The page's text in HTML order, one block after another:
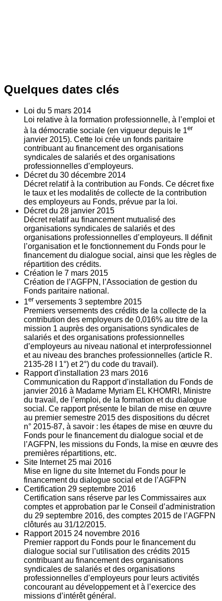
Quelques dates clés
Loi du 5 mars 2014
Loi relative à la formation professionnelle, à l’emploi et
à la démocratie sociale (en vigueur depuis le 1er
janvier 2015). Cette loi crée un fonds paritaire
contribuant au financement des organisations
syndicales de salariés et des organisations
professionnelles d’employeurs.
Décret du 30 décembre 2014
Décret relatif à la contribution au Fonds. Ce décret fixe
le taux et les modalités de collecte de la contribution
des employeurs au Fonds, prévue par la loi.
Décret du 28 janvier 2015
Décret relatif au financement mutualisé des
organisations syndicales de salariés et des
organisations professionnelles d’employeurs. Il définit
l’organisation et le fonctionnement du Fonds pour le
financement du dialogue social, ainsi que les règles de
répartition des crédits.
Création le 7 mars 2015
Création de l’AGFPN, l’Association de gestion du
Fonds paritaire national.
1er versements 3 septembre 2015
Premiers versements des crédits de la collecte de la
contribution des employeurs de 0,016% au titre de la
mission 1 auprès des organisations syndicales de
salariés et des organisations professionnelles
d’employeurs au niveau national et interprofessionnel
et au niveau des branches professionnelles (article R.
2135‐28 I 1°) et 2°) du code du travail).
Rapport d'installation 23 mars 2016
Communication du Rapport d’installation du Fonds de
janvier 2016 à Madame Myriam EL KHOMRI, Ministre
du travail, de l’emploi, de la formation et du dialogue
social. Ce rapport présente le bilan de mise en œuvre
au premier semestre 2015 des dispositions du décret
n° 2015-87, à savoir : les étapes de mise en œuvre du
Fonds pour le financement du dialogue social et de
l’AGFPN, les missions du Fonds, la mise en œuvre des
premières répartitions, etc.
Site Internet 25 mai 2016
Mise en ligne du site Internet du Fonds pour le
financement du dialogue social et de l’AGFPN
Certification 29 septembre 2016
Certification sans réserve par les Commissaires aux
comptes et approbation par le Conseil d’administration
du 29 septembre 2016, des comptes 2015 de l’AGFPN
clôturés au 31/12/2015.
Rapport 2015 24 novembre 2016
Premier rapport du Fonds pour le financement du
dialogue social sur l’utilisation des crédits 2015
contribuant au financement des organisations
syndicales de salariés et des organisations
professionnelles d’employeurs pour leurs activités
concourant au développement et à l’exercice des
missions d’intérêt général.